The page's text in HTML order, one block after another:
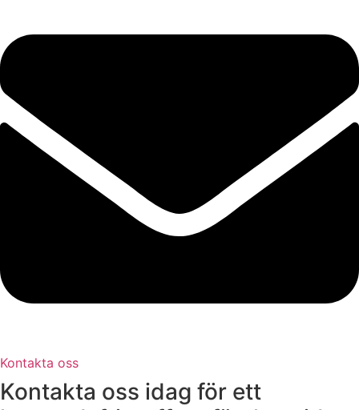
Kontakta oss
Kontakta oss idag för ett